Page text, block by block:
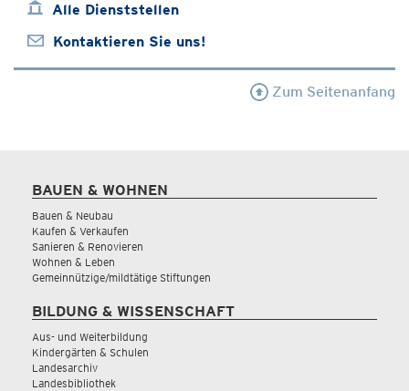
Alle Dienststellen
Kontaktieren Sie uns!
Zum Seitenanfang
BAUEN & WOHNEN
Bauen & Neubau
Kaufen & Verkaufen
Sanieren & Renovieren
Wohnen & Leben
Gemeinnützige/mildtätige Stiftungen
BILDUNG & WISSENSCHAFT
Aus- und Weiterbildung
Kindergärten & Schulen
Landesarchiv
Landesbibliothek